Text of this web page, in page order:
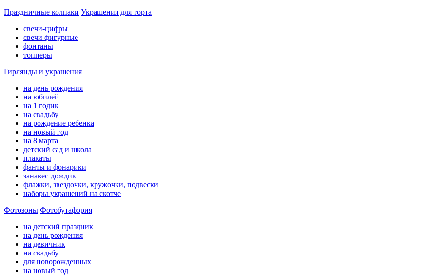
Праздничные колпаки Украшения для торта
свечи-цифры
свечи фигурные
фонтаны
топперы
Гирлянды и украшения
на день рождения
на юбилей
на 1 годик
на свадьбу
на рождение ребенка
на новый год
на 8 марта
детский сад и школа
плакаты
фанты и фонарики
занавес-дождик
флажки, звездочки, кружочки, подвески
наборы украшений на скотче
Фотозоны Фотобутафория
на детский праздник
на день рождения
на девичник
на свадьбу
для новорожденных
на новый год